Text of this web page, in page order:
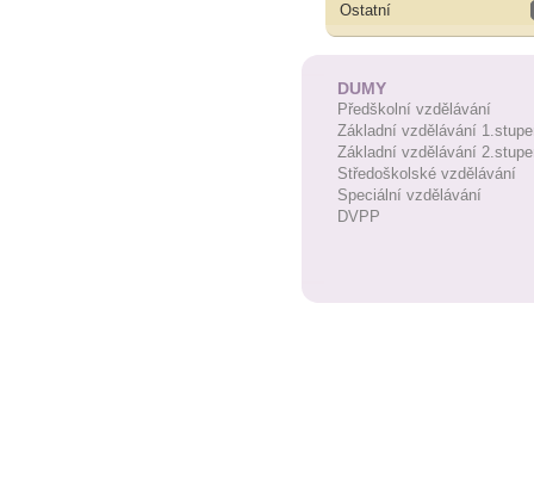
Ostatní
DUMY
Předškolní vzdělávání
Základní vzdělávání
Základní vzdělávání
Středoškolské vzdělávání
Speciální vzdělávání
DVPP